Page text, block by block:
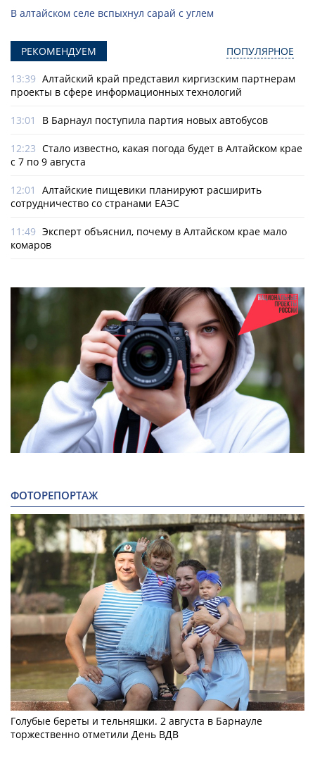
В алтайском селе вспыхнул сарай с углем
РЕКОМЕНДУЕМ ПОПУЛЯРНОЕ
13:39 Алтайский край представил киргизским партнерам
проекты в сфере информационных технологий
13:01 В Барнаул поступила партия новых автобусов
12:23 Стало известно, какая погода будет в Алтайском крае
с 7 по 9 августа
12:01
Алтайские пищевики планируют расширить
сотрудничество со странами ЕАЭС
11:49 Эксперт объяснил, почему в Алтайском крае мало
комаров
ФОТОРЕПОРТАЖ
Голубые береты и тельняшки. 2 августа в Барнауле
торжественно отметили День ВДВ